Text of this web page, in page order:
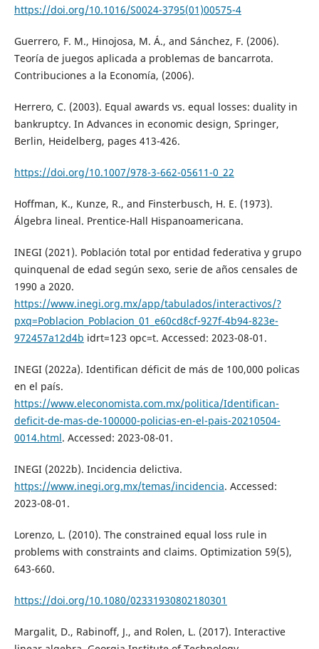
https://doi.org/10.1016/S0024-3795(01)00575-4
Guerrero, F. M., Hinojosa, M. Á., and Sánchez, F. (2006).
Teoría de juegos aplicada a problemas de bancarrota.
Contribuciones a la Economía, (2006).
Herrero, C. (2003). Equal awards vs. equal losses: duality in
bankruptcy. In Advances in economic design, Springer,
Berlin, Heidelberg, pages 413-426.
https://doi.org/10.1007/978-3-662-05611-0_22
Hoffman, K., Kunze, R., and Finsterbusch, H. E. (1973).
Álgebra lineal. Prentice-Hall Hispanoamericana.
INEGI (2021). Población total por entidad federativa y grupo
quinquenal de edad según sexo, serie de años censales de
1990 a 2020.
https://www.inegi.org.mx/app/tabulados/interactivos/?
pxq=Poblacion_Poblacion_01_e60cd8cf-927f-4b94-823e-
972457a12d4b idrt=123 opc=t. Accessed: 2023-08-01.
INEGI (2022a). Identifican déficit de más de 100,000 policas
en el país.
https://www.eleconomista.com.mx/politica/Identifican-
deficit-de-mas-de-100000-policias-en-el-pais-20210504-
0014.html. Accessed: 2023-08-01.
INEGI (2022b). Incidencia delictiva.
https://www.inegi.org.mx/temas/incidencia. Accessed:
2023-08-01.
Lorenzo, L. (2010). The constrained equal loss rule in
problems with constraints and claims. Optimization 59(5),
643-660.
https://doi.org/10.1080/02331930802180301
Margalit, D., Rabinoff, J., and Rolen, L. (2017). Interactive